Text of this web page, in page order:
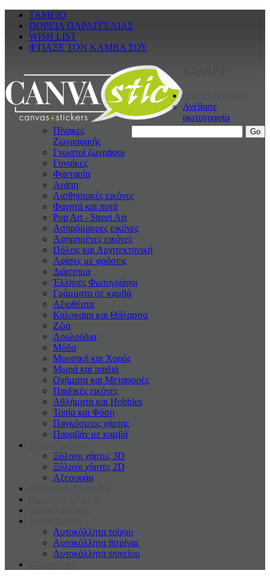
ΤΑΜΕΙΟ
ΠΟΡΕΙΑ ΠΑΡΑΓΓΕΛΙΑΣ
WISH LIST
ΦΤΙΑΞΕ ΤΟΝ ΚΑΜΒΑ ΣΟΥ
Ανέβασε
φωτογραφία
Πίνακες
Ζωγραφικής
Γνωστοί ζωγράφοι
Γυναίκες
Φαντασία
Αγάπη
Αισθησιακές εικόνες
Φαγητά και ποτά
Pop Art - Street Art
Ασπρόμαυρες εικόνες
Αφηρημένες εικόνες
Πόλεις και Αρχιτεκτονική
Αφίσες με φράσεις
Διάστημα
Έλληνες Φωτογράφοι
Γράμματα σε καμβά
Αξιοθέατα
Καλοκαiρι και Θάλασσα
Ζώα
Λουλούδια
Μόδα
Μουσική και Χορός
Μωρά και παιδιά
Οχήματα και Μεταφορές
Παιδικές εικόνες
Αθλήματα και Hobbies
Τοπία και Φύση
Παγκόσμιος χάρτης
Παραβάν με καμβά
Ξύλινοι χάρτες 3D
Ξύλινοι χάρτες 2D
Αξεσουάρ
Αυτοκόλλητα τοίχου
Αυτοκόλλητα βιτρίνας
Αυτοκόλλητα ψυγείου